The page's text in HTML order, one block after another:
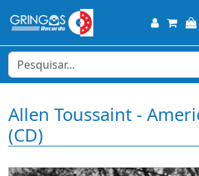
Allen Toussaint -
(CD)